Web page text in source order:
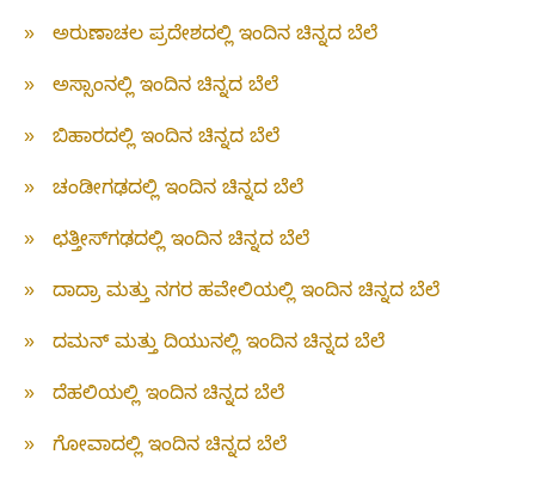
»
ಅರುಣಾಚಲ ಪ್ರದೇಶದಲ್ಲಿ ಇಂದಿನ ಚಿನ್ನದ ಬೆಲೆ
»
ಅಸ್ಸಾಂನಲ್ಲಿ ಇಂದಿನ ಚಿನ್ನದ ಬೆಲೆ
»
ಬಿಹಾರದಲ್ಲಿ ಇಂದಿನ ಚಿನ್ನದ ಬೆಲೆ
»
ಚಂಡೀಗಢದಲ್ಲಿ ಇಂದಿನ ಚಿನ್ನದ ಬೆಲೆ
»
ಛತ್ತೀಸ್‌ಗಢದಲ್ಲಿ ಇಂದಿನ ಚಿನ್ನದ ಬೆಲೆ
»
ದಾದ್ರಾ ಮತ್ತು ನಗರ ಹವೇಲಿಯಲ್ಲಿ ಇಂದಿನ ಚಿನ್ನದ ಬೆಲೆ
»
ದಮನ್ ಮತ್ತು ದಿಯುನಲ್ಲಿ ಇಂದಿನ ಚಿನ್ನದ ಬೆಲೆ
»
ದೆಹಲಿಯಲ್ಲಿ ಇಂದಿನ ಚಿನ್ನದ ಬೆಲೆ
»
ಗೋವಾದಲ್ಲಿ ಇಂದಿನ ಚಿನ್ನದ ಬೆಲೆ